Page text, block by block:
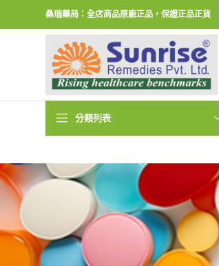
桑瑞藥局：全店商品原廠正品，保證正品正貨
分類列表